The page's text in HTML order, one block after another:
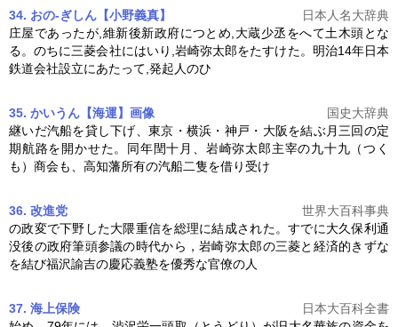
34. おの-ぎしん【小野義真】
日本人名大辞典
庄屋であったが,維新後新政府につとめ,大蔵少丞をへて土木頭とな
る。のちに三菱会社にはいり, 岩崎弥太郎をたすけた。明治14年日本
鉄道会社設立にあたって,発起人のひ
35. かいうん【海運】 画像
国史大辞典
継いだ汽船を貸し下げ、東京・横浜・神戸・大阪を結ぶ月三回の定
期航路を開かせた。同年閏十月、 岩崎弥太郎主宰の九十九（つく
も）商会も、高知藩所有の汽船二隻を借り受け
36. 改進党
世界大百科事典
の政変で下野した大隈重信を総理に結成された。すでに大久保利通
没後の政府筆頭参議の時代から，岩崎弥太郎の三菱と経済的きずな
を結び福沢諭吉の慶応義塾を優秀な官僚の人
37. 海上保険
日本大百科全書